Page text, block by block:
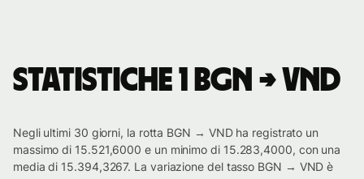
Statistiche 1 BGN → VND
Negli ultimi 30 giorni, la rotta BGN → VND ha registrato un
massimo di 15.521,6000 e un minimo di 15.283,4000, con una
media di 15.394,3267. La variazione del tasso BGN → VND è